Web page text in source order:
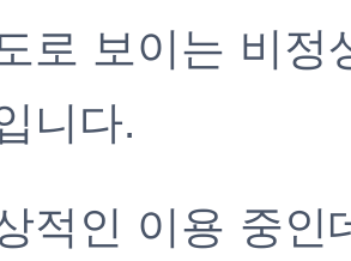
로 보이는 비정
니다.
적인 이용 중인